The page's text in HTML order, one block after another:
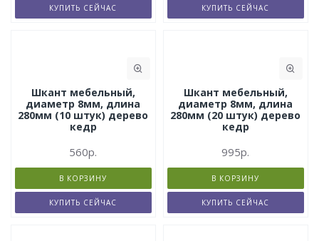
КУПИТЬ СЕЙЧАС КУПИТЬ СЕЙЧАС
Шкант мебельный,
диаметр 8мм, длина
280мм (10 штук) дерево
кедр
560р.
В КОРЗИНУ
КУПИТЬ СЕЙЧАС
Шкант мебельный,
диаметр 8мм, длина
280мм (20 штук) дерево
кедр
995р.
В КОРЗИНУ
КУПИТЬ СЕЙЧАС